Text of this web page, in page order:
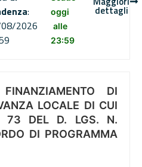
:
2026
oggi
alle
23:59
dettagli
DI
LOCALE DI CUI
73 DEL D. LGS. N.
DI PROGRAMMA